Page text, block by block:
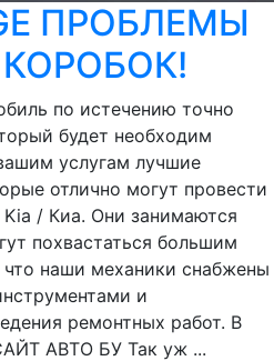
ПРОБЛЕМЫ
по истечению точно
будет необходим
услугам лучшие
отлично могут провести
/ Киа. Они занимаются
похвастаться большим
наши механики снабжены
и
ремонтных работ. В
АВТО БУ Так уж ...